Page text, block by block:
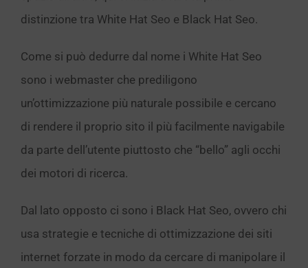
distinzione tra White Hat Seo e Black Hat Seo.
Come si può dedurre dal nome i White Hat Seo
sono i webmaster che prediligono
un’ottimizzazione più naturale possibile e cercano
di rendere il proprio sito il più facilmente navigabile
da parte dell’utente piuttosto che “bello” agli occhi
dei motori di ricerca.
Dal lato opposto ci sono i Black Hat Seo, ovvero chi
usa strategie e tecniche di ottimizzazione dei siti
internet forzate in modo da cercare di manipolare il